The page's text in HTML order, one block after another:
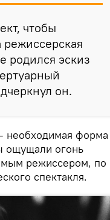
чтобы
режиссерская
родился эскиз
он.
необходимая форма
ощущали огонь
режиссером, по
спектакля.